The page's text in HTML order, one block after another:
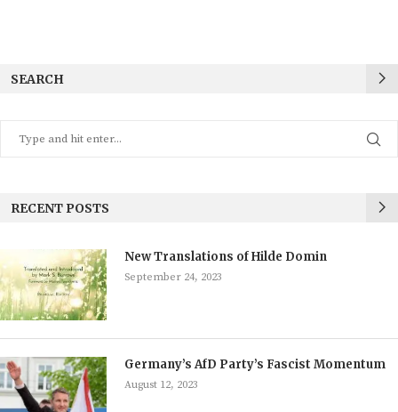
SEARCH
RECENT POSTS
New Translations of Hilde Domin
September 24, 2023
Germany’s AfD Party’s Fascist Momentum
August 12, 2023